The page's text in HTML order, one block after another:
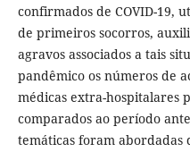
confirmados de COVID-19,
de primeiros socorros,
agravos associados a tais
pandêmico os números de
médicas extra-hospitalares
comparados ao período
temáticas foram abordadas